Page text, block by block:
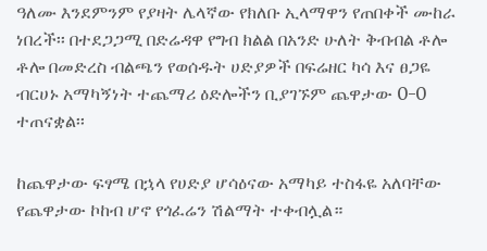
ዓለሙ እንደምንም የያዛት ሌላኛው የክለቡ ኢላማዋን የጠበቀች ሙከራ
ነበረች፡፡ በተደጋጋሚ በድሬዳዋ የግብ ክልል በአንድ ሁለት ቅብብል ቶሎ
ቶሎ በመድረስ ብልጫን የወሰዱት ሀድያዎች በፍሬዘር ካሳ እና ፀጋዬ
ብርሀኑ አማካኝነት ተጨማሪ ዕድሎችን ቢያገኙም ጨዋታው 0-0
ተጠናቋል፡፡
ከጨዋታው ፍፃሜ በኋላ የሀድያ ሆሳዕናው አማካይ ተስፋዬ አለባቸው
የጨዋታው ኮከብ ሆኖ የጎፈሬን ሽልማት ተቀብሏል።